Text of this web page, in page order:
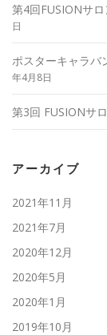
第4回FUSIONサ
日
ポスターキャラバ
年4月8日
第3回 FUSIONサ
アーカイブ
2021年11月
2021年7月
2020年12月
2020年5月
2020年1月
2019年10月